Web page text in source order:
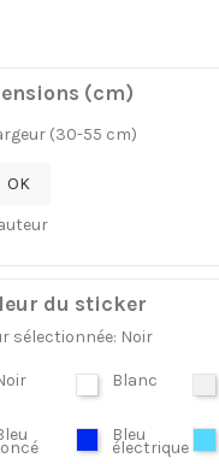
(cm)
(30-55 cm)
OK
du sticker
sélectionnée: Noir
Blanc
Bleu
électrique